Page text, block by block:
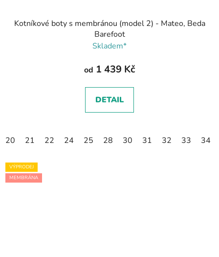
Kotníkové boty s membránou (model 2) - Mateo, Beda
Barefoot
Skladem*
od 1 439 Kč
DETAIL
20 21 22 24 25 28 30 31 32 33 34
VÝPRODEJ
MEMBRÁNA